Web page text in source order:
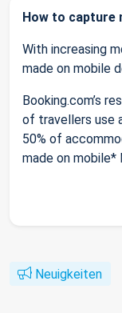
How to capture
With increasing
made on mobile
Booking.com’s
of travellers use
50% of
made on mobile*
Neuigkeiten